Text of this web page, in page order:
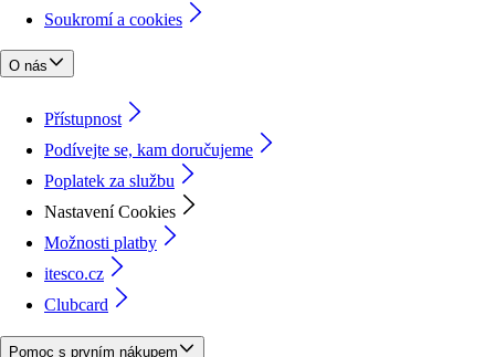
Soukromí a cookies
O nás
Přístupnost
Podívejte se, kam doručujeme
Poplatek za službu
Nastavení Cookies
Možnosti platby
itesco.cz
Clubcard
Pomoc s prvním nákupem